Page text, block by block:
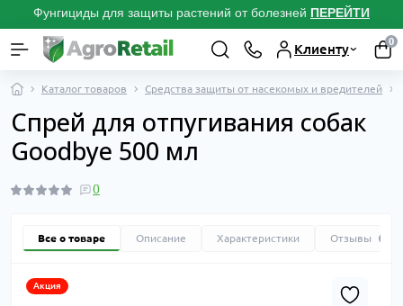
Фунгициды для защиты растений от болезней ПЕРЕЙТИ
Клиенту
0
Каталог товаров Средства защиты от насекомых и вредителей
Спрей для отпугивания собак
Goodbye 500 мл
0
Все о товаре Описание Характеристики Отзывы
Акция